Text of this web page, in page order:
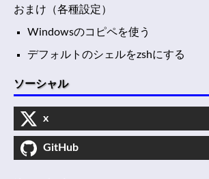
おまけ（各種設定）
Windowsのコピペを使う
デフォルトのシェルをzshにする
ソーシャル
x
GitHub